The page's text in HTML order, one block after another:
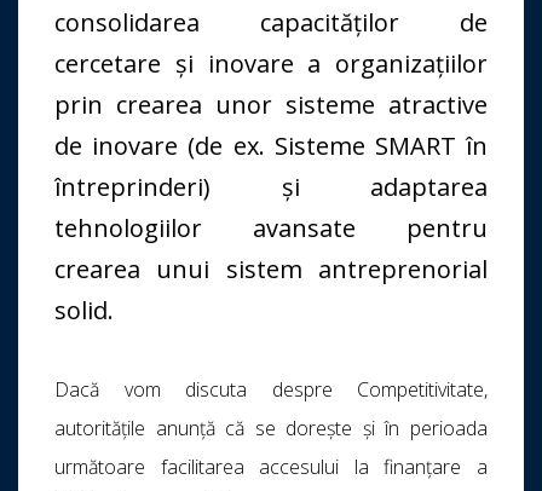
consolidarea capacităților de
cercetare și inovare a organizațiilor
prin crearea unor sisteme atractive
de inovare (de ex. Sisteme SMART în
întreprinderi) și adaptarea
tehnologiilor avansate pentru
crearea unui sistem antreprenorial
solid.
Dacă vom discuta despre Competitivitate,
autoritățile anunță că se dorește și în perioada
următoare facilitarea accesului la finanțare a